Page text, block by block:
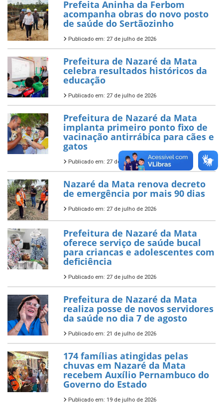
Prefeita Aninha da Ferbom
acompanha obras do novo posto
de saúde do Sertãozinho
Publicado em: 27 de julho de 2026
Prefeitura de Nazaré da Mata
celebra resultados históricos da
educação
Publicado em: 27 de julho de 2026
Prefeitura de Nazaré da Mata
implanta primeiro ponto fixo de
vacinação antirrábica para cães e
gatos
Publicado em: 27 de julho de 2026
Nazaré da Mata renova decreto
de emergência por mais 90 dias
Publicado em: 27 de julho de 2026
Prefeitura de Nazaré da Mata
oferece serviço de saúde bucal
para criancas e adolescentes com
deficiência
Publicado em: 27 de julho de 2026
Prefeitura de Nazaré da Mata
realiza posse de novos servidores
da saúde no dia 7 de agosto
Publicado em: 21 de julho de 2026
174 famílias atingidas pelas
chuvas em Nazaré da Mata
recebem Auxílio Pernambuco do
Governo do Estado
Publicado em: 19 de julho de 2026